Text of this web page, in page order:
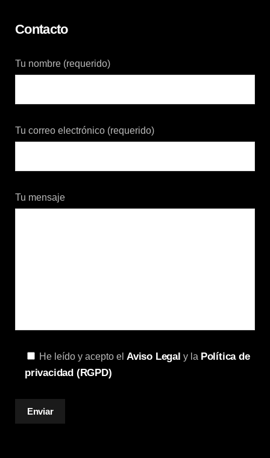
Contacto
Tu nombre (requerido)
Tu correo electrónico (requerido)
Tu mensaje
He leído y acepto el Aviso Legal y la Política de
privacidad (RGPD)